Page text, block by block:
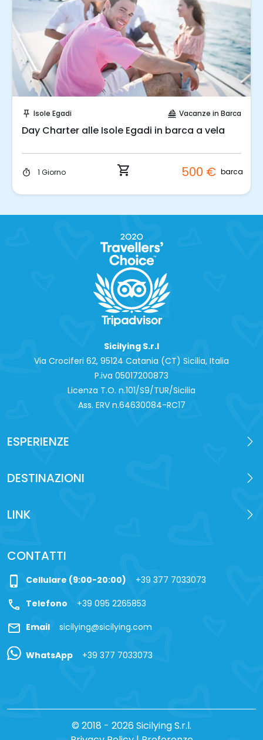
push_pin Isole Egadi sailing Vacanze in Barca
Day Charter alle Isole Egadi in barca a vela
timer 1 Giorno shopping_cart 500 € barca
Sicilying S.r.l
Via Crociferi 62, 95124 Catania (CT) Sicilia, Italia
P.iva 0‍5017200873
Licenza T.O. n.101/S9/TUR/Sicilia
Ass. ERV n.64630084-RC17
ESPERIENZE
DESTINAZIONI
LINK
CONTATTI
phone_iphone Cellulare (9:00-20:00) +39 377 7033073
call Telefono +39 095 2265853
mail Email sicilying@sicilying.com
WhatsApp +39 377 7033073
© 2018 - 2026 Sicilying S.r.l.